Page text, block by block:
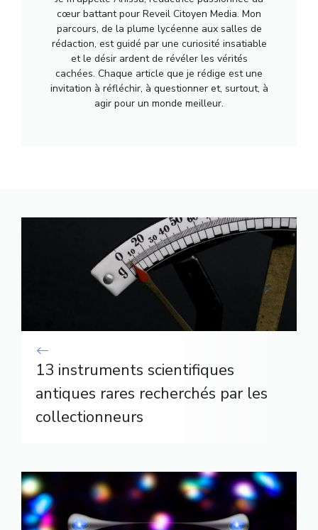
cœur battant pour Reveil Citoyen Media. Mon
parcours, de la plume lycéenne aux salles de
rédaction, est guidé par une curiosité insatiable
et le désir ardent de révéler les vérités
cachées. Chaque article que je rédige est une
invitation à réfléchir, à questionner et, surtout, à
agir pour un monde meilleur.
13 instruments scientifiques
antiques rares recherchés par les
collectionneurs